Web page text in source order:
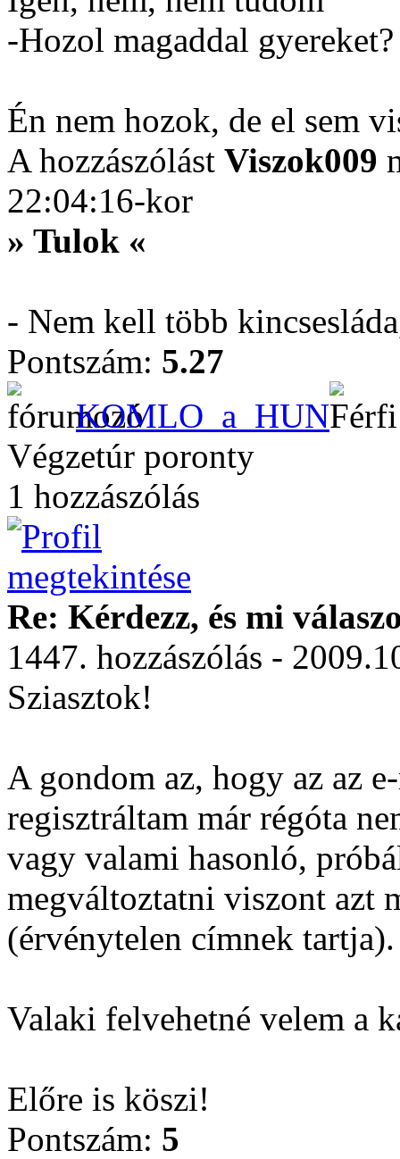
-Hozol magaddal
Én nem hozok, de el sem
A hozzászólást Viszok009
22:04:16-kor
» Tulok «
- Nem kell több
Pontszám: 5.27
KOMLO_a_HUN
Végzetúr poronty
1 hozzászólás
Re: Kérdezz, és mi
1447. hozzászólás -
Sziasztok!
A gondom az, hogy az az
regisztráltam már régóta
vagy valami hasonló,
megváltoztatni viszont azt
(érvénytelen címnek tartja).
Valaki felvehetné velem a
Előre is köszi!
Pontszám: 5